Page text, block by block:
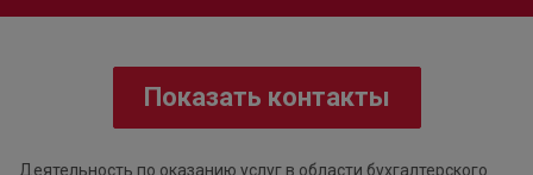
Показать контакты
Деятельность по оказанию услуг в области бухгалтерского